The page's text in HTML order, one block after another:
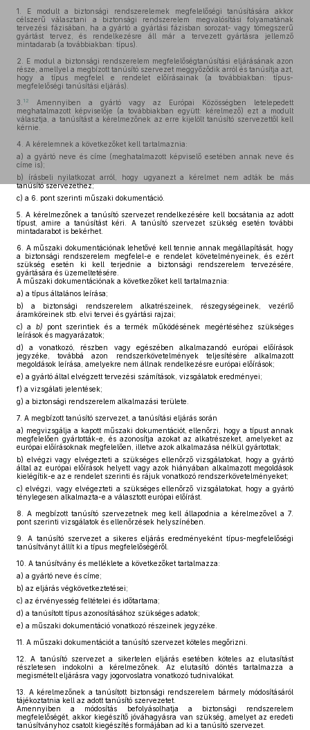
1.
E modult a biztonsági rendszerelemek megfelelőségi tanúsítására akkor
célszerű választani a biztonsági rendszerelem megvalósítási folyamatának
tervezési fázisában, ha a gyártó a gyártási fázisban sorozat- vagy tömegszerű
gyártást tervez, és rendelkezésre áll már a tervezett gyártásra jellemző
mintadarab (a továbbiakban: típus).
2.
E modul a biztonsági rendszerelem megfelelőségtanúsítási eljárásának azon
része, amellyel a megbízott tanúsító szervezet meggyőződik arról és tanúsítja azt,
hogy a típus megfelel e rendelet előírásainak (a továbbiakban: típus-
megfelelőségi tanúsítási eljárás).
3. 12
Amennyiben a gyártó vagy az Európai Közösségben letelepedett
meghatalmazott képviselője (a továbbiakban együtt: kérelmező) ezt a modult
választja, a tanúsítást a kérelmezőnek az erre kijelölt tanúsító szervezettől kell
kérnie.
4. A kérelemnek a következőket kell tartalmaznia:
a) a gyártó neve és címe (meghatalmazott képviselő esetében annak neve és
címe is);
b) írásbeli nyilatkozat arról, hogy ugyanezt a kérelmet nem adták be más
tanúsító szervezethez;
c) a 6. pont szerinti műszaki dokumentáció.
5.
A kérelmezőnek a tanúsító szervezet rendelkezésére kell bocsátania az adott
típust, amire a tanúsítást kéri. A tanúsító szervezet szükség esetén további
mintadarabot is bekérhet.
6.
A műszaki dokumentációnak lehetővé kell tennie annak megállapítását, hogy
a biztonsági rendszerelem megfelel-e e rendelet követelményeinek, és ezért
szükség esetén ki kell terjednie a biztonsági rendszerelem tervezésére,
gyártására és üzemeltetésére.
A műszaki dokumentációnak a következőket kell tartalmaznia:
a) a típus általános leírása;
b) a biztonsági rendszerelem alkatrészeinek, részegységeinek, vezérlő
áramköreinek stb. elvi tervei és gyártási rajzai;
c) a b) pont szerintiek és a termék működésének megértéséhez szükséges
leírások és magyarázatok;
d) a vonatkozó, részben vagy egészében alkalmazandó európai előírások
jegyzéke, továbbá azon rendszerkövetelmények teljesítésére alkalmazott
megoldások leírása, amelyekre nem állnak rendelkezésre európai előírások;
e) a gyártó által elvégzett tervezési számítások, vizsgálatok eredményei;
f) a vizsgálati jelentések;
g) a biztonsági rendszerelem alkalmazási területe.
7. A megbízott tanúsító szervezet, a tanúsítási eljárás során
a) megvizsgálja a kapott műszaki dokumentációt, ellenőrzi, hogy a típust annak
megfelelően gyártották-e, és azonosítja azokat az alkatrészeket, amelyeket az
európai előírásoknak megfelelően, illetve azok alkalmazása nélkül gyártottak;
b) elvégzi vagy elvégezteti a szükséges ellenőrző vizsgálatokat, hogy a gyártó
által az európai előírások helyett vagy azok hiányában alkalmazott megoldások
kielégítik-e az e rendelet szerinti és rájuk vonatkozó rendszerkövetelményeket;
c) elvégzi, vagy elvégezteti a szükséges ellenőrző vizsgálatokat, hogy a gyártó
ténylegesen alkalmazta-e a választott európai előírást.
8.
A megbízott tanúsító szervezetnek meg kell állapodnia a kérelmezővel a 7.
pont szerinti vizsgálatok és ellenőrzések helyszínében.
9.
A tanúsító szervezet a sikeres eljárás eredményeként típus-megfelelőségi
tanúsítványt állít ki a típus megfelelőségéről.
10. A tanúsítvány és melléklete a következőket tartalmazza:
a) a gyártó neve és címe;
b) az eljárás végkövetkeztetései;
c) az érvényesség feltételei és időtartama;
d) a tanúsított típus azonosításához szükséges adatok;
e) a műszaki dokumentáció vonatkozó részeinek jegyzéke.
11. A műszaki dokumentációt a tanúsító szervezet köteles megőrizni.
12.
A tanúsító szervezet a sikertelen eljárás esetében köteles az elutasítást
részletesen indokolni a kérelmezőnek. Az elutasító döntés tartalmazza a
megismételt eljárásra vagy jogorvoslatra vonatkozó tudnivalókat.
13.
A kérelmezőnek a tanúsított biztonsági rendszerelem bármely módosításáról
tájékoztatnia kell az adott tanúsító szervezetet.
Amennyiben a módosítás befolyásolhatja a biztonsági rendszerelem
megfelelőségét, akkor kiegészítő jóváhagyásra van szükség, amelyet az eredeti
tanúsítványhoz csatolt kiegészítés formájában ad ki a tanúsító szervezet.